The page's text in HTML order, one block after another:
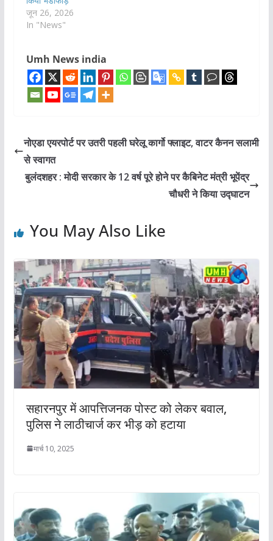
जून 26, 2026
In "News"
Umh News india
नोएडा एयरपोर्ट पर उतरी पहली घरेलू कार्गो फ्लाइट, वाटर कैनन सलामी
से स्वागत
बुलंदशहर : मोदी सरकार के 12 वर्ष पूरे होने पर कैबिनेट मंत्री भूपेंद्र
चौधरी ने किया उद्घाटन
You May Also Like
सहारनपुर में आपत्तिजनक पोस्ट को लेकर बवाल,
पुलिस ने लाठीचार्ज कर भीड़ को हटाया
मार्च 10, 2025